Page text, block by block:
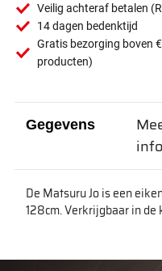
Veilig achteraf betalen
14 dagen bedenktijd
Gratis bezorging boven
producten)
Gegevens
De Matsuru Jo is een
128cm. Verkrijgbaar in